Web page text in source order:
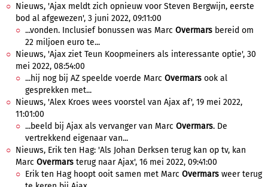
Nieuws, 'Ajax meldt zich opnieuw voor Steven Bergwijn, eerste
bod al afgewezen', 3 juni 2022, 09:11:00
...vonden. Inclusief bonussen was Marc Overmars bereid om
22 miljoen euro te...
Nieuws, 'Ajax ziet Teun Koopmeiners als interessante optie', 30
mei 2022, 08:54:00
...hij nog bij AZ speelde voerde Marc Overmars ook al
gesprekken met...
Nieuws, 'Alex Kroes wees voorstel van Ajax af', 19 mei 2022,
11:01:00
...beeld bij Ajax als vervanger van Marc Overmars. De
vertrekkend eigenaar van...
Nieuws, Erik ten Hag: 'Als Johan Derksen terug kan op tv, kan
Marc Overmars terug naar Ajax', 16 mei 2022, 09:41:00
Erik ten Hag hoopt ooit samen met Marc Overmars weer terug